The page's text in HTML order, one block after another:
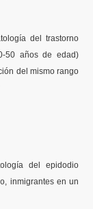
del trastorno
50 años de edad)
del mismo rango
del epidodio
inmigrantes en un